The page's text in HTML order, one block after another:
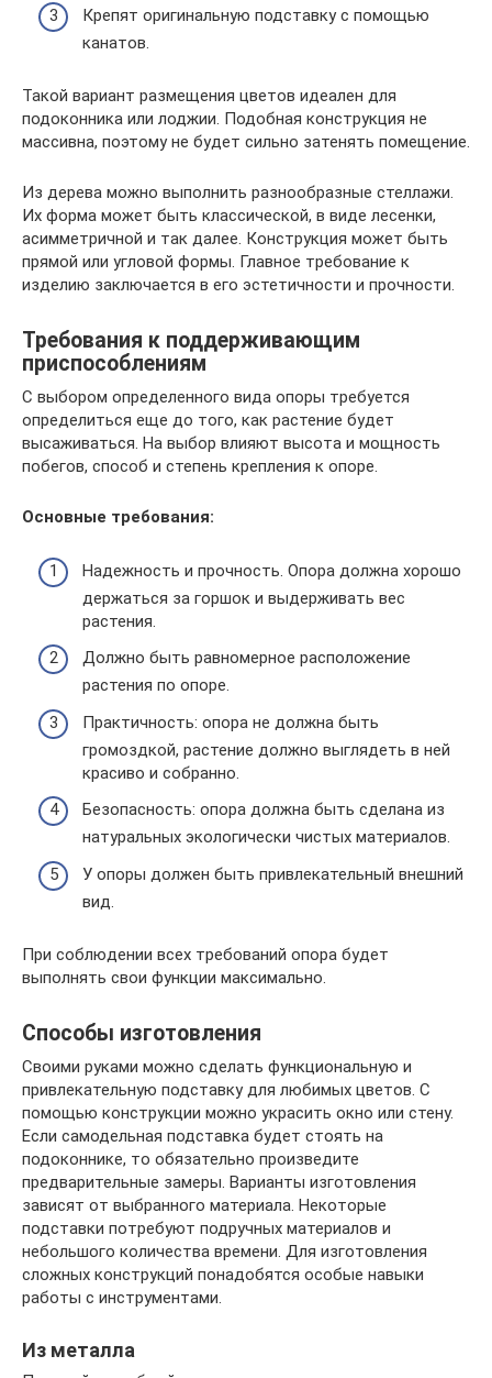
Крепят оригинальную подставку с помощью
канатов.
Такой вариант размещения цветов идеален для
подоконника или лоджии. Подобная конструкция не
массивна, поэтому не будет сильно затенять помещение.
Из дерева можно выполнить разнообразные стеллажи.
Их форма может быть классической, в виде лесенки,
асимметричной и так далее. Конструкция может быть
прямой или угловой формы. Главное требование к
изделию заключается в его эстетичности и прочности.
Требования к поддерживающим
приспособлениям
С выбором определенного вида опоры требуется
определиться еще до того, как растение будет
высаживаться. На выбор влияют высота и мощность
побегов, способ и степень крепления к опоре.
Основные требования:
Надежность и прочность. Опора должна хорошо
держаться за горшок и выдерживать вес
растения.
Должно быть равномерное расположение
растения по опоре.
Практичность: опора не должна быть
громоздкой, растение должно выглядеть в ней
красиво и собранно.
Безопасность: опора должна быть сделана из
натуральных экологически чистых материалов.
У опоры должен быть привлекательный внешний
вид.
При соблюдении всех требований опора будет
выполнять свои функции максимально.
Способы изготовления
Своими руками можно сделать функциональную и
привлекательную подставку для любимых цветов. С
помощью конструкции можно украсить окно или стену.
Если самодельная подставка будет стоять на
подоконнике, то обязательно произведите
предварительные замеры. Варианты изготовления
зависят от выбранного материала. Некоторые
подставки потребуют подручных материалов и
небольшого количества времени. Для изготовления
сложных конструкций понадобятся особые навыки
работы с инструментами.
Из металла